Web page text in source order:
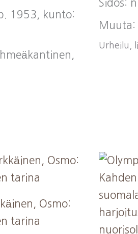
1953, kunto:
Sidos:
Muuta:
Urheilu,
Osmo:
tarina